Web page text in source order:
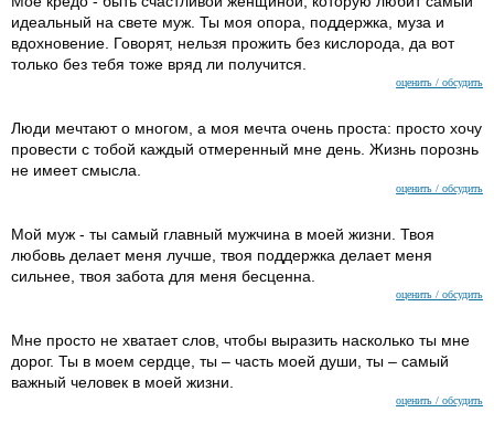
идеальный на свете муж. Ты моя опора, поддержка, муза и
вдохновение. Говорят, нельзя прожить без кислорода, да вот
только без тебя тоже вряд ли получится.
оценить / обсудить
Люди мечтают о многом, а моя мечта очень проста: просто хочу
провести с тобой каждый отмеренный мне день. Жизнь порознь
не имеет смысла.
оценить / обсудить
Мой муж - ты самый главный мужчина в моей жизни. Твоя
любовь делает меня лучше, твоя поддержка делает меня
сильнее, твоя забота для меня бесценна.
оценить / обсудить
Мне просто не хватает слов, чтобы выразить насколько ты мне
дорог. Ты в моем сердце, ты – часть моей души, ты – самый
важный человек в моей жизни.
оценить / обсудить